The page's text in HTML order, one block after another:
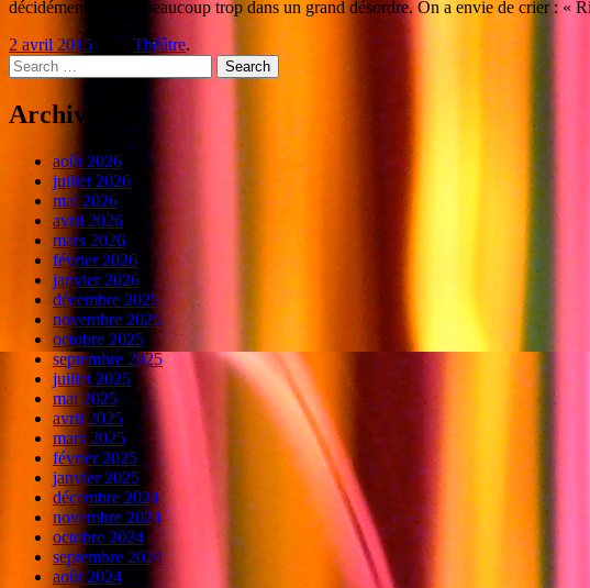
décidément un peu beaucoup trop dans un grand désordre. On a envie de crier : «
2 avril 2015
Théâtre.
Search
Archives
août 2026
juillet 2026
mai 2026
avril 2026
mars 2026
février 2026
janvier 2026
décembre 2025
novembre 2025
octobre 2025
septembre 2025
juillet 2025
mai 2025
avril 2025
mars 2025
février 2025
janvier 2025
décembre 2024
novembre 2024
octobre 2024
septembre 2024
août 2024